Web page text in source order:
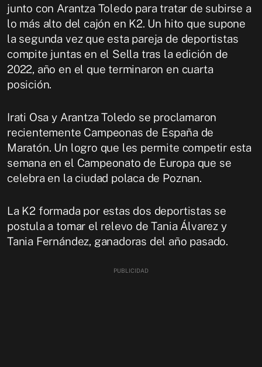
junto con Arantza Toledo para tratar de subirse a
lo más alto del cajón en K2. Un hito que supone
la segunda vez que esta pareja de deportistas
compite juntas en el Sella tras la edición de
2022, año en el que terminaron en cuarta
posición.
Irati Osa y Arantza Toledo se proclamaron
recientemente Campeonas de España de
Maratón. Un logro que les permite competir esta
semana en el Campeonato de Europa que se
celebra en la ciudad polaca de Poznan.
La K2 formada por estas dos deportistas se
postula a tomar el relevo de Tania Álvarez y
Tania Fernández, ganadoras del año pasado.